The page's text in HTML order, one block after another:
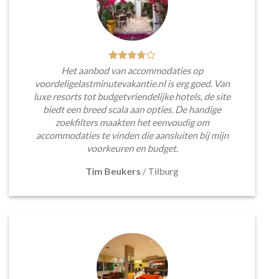
Het aanbod van accommodaties op
voordeligelastminutevakantie.nl is erg goed. Van
luxe resorts tot budgetvriendelijke hotels, de site
biedt een breed scala aan opties. De handige
zoekfilters maakten het eenvoudig om
accommodaties te vinden die aansluiten bij mijn
voorkeuren en budget.
Tim Beukers / Tilburg